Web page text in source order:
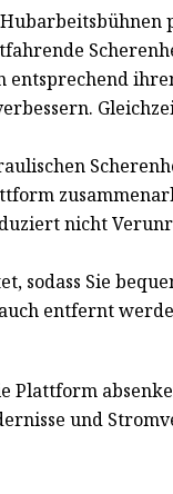
entsprechend
nicht
sodass Sie
entfernt
Plattform
und